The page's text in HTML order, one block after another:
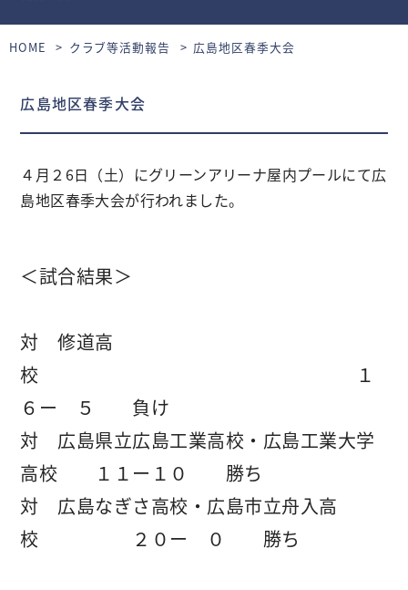
HOME クラブ等活動報告 広島地区春季大会
広島地区春季大会
４月２6日（土）にグリーンアリーナ屋内プールにて広
島地区春季大会が行われました。
＜試合結果＞
対 修道高
校 １
６ー ５ 負け
対 広島県立広島工業高校・広島工業大学
高校 １１ー１０ 勝ち
対 広島なぎさ高校・広島市立舟入高
校 ２０ー ０ 勝ち